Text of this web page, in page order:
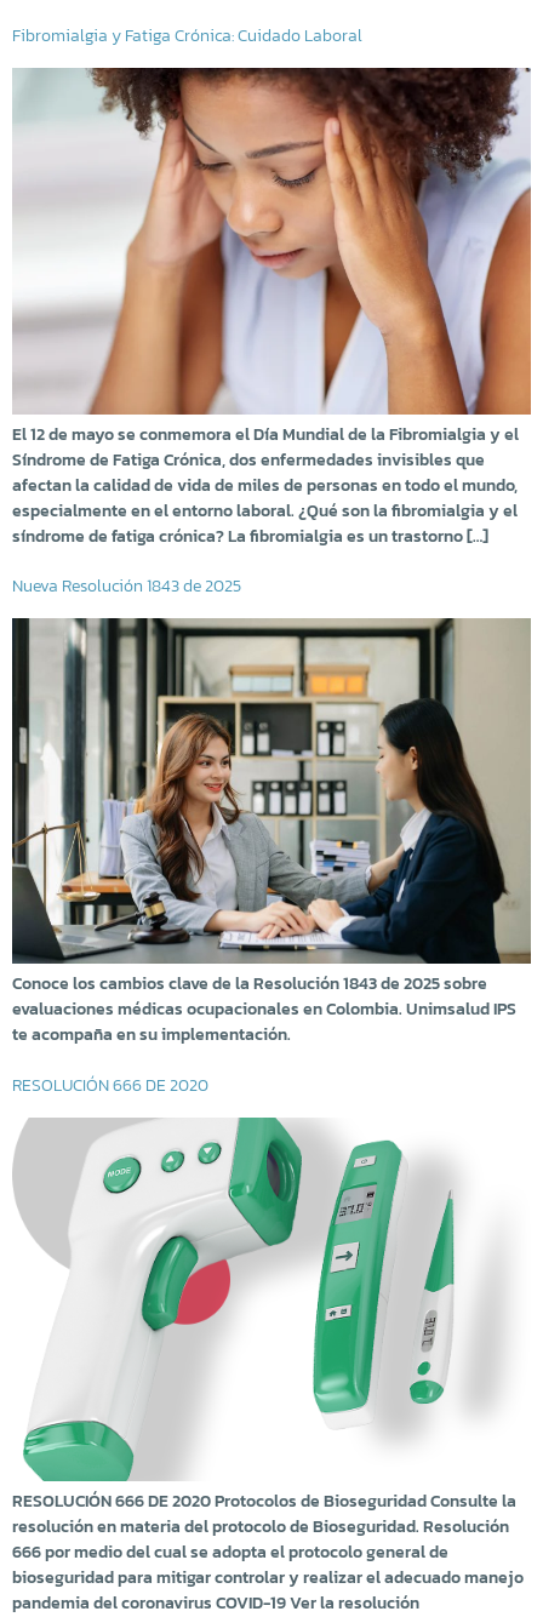
Fibromialgia y Fatiga Crónica: Cuidado Laboral
El 12 de mayo se conmemora el Día Mundial de la Fibromialgia y el
Síndrome de Fatiga Crónica, dos enfermedades invisibles que
afectan la calidad de vida de miles de personas en todo el mundo,
especialmente en el entorno laboral. ¿Qué son la fibromialgia y el
síndrome de fatiga crónica? La fibromialgia es un trastorno […]
Nueva Resolución 1843 de 2025
Conoce los cambios clave de la Resolución 1843 de 2025 sobre
evaluaciones médicas ocupacionales en Colombia. Unimsalud IPS
te acompaña en su implementación.
RESOLUCIÓN 666 DE 2020
RESOLUCIÓN 666 DE 2020 Protocolos de Bioseguridad Consulte la
resolución en materia del protocolo de Bioseguridad. Resolución
666 por medio del cual se adopta el protocolo general de
bioseguridad para mitigar controlar y realizar el adecuado manejo
pandemia del coronavirus COVID-19 Ver la resolución